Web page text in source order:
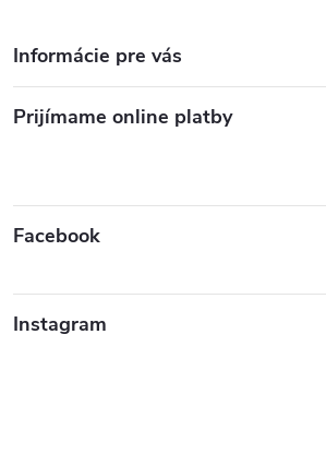
Informácie pre vás
Prijímame online platby
Facebook
Instagram